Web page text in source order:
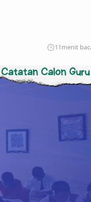
11menit